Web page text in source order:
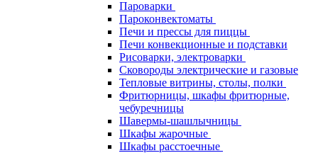
Пароварки
Пароконвектоматы
Печи и прессы для пиццы
Печи конвекционные и подставки
Рисоварки, электроварки
Сковороды электрические и газовые
Тепловые витрины, столы, полки
Фритюрницы, шкафы фритюрные,
чебуречницы
Шавермы-шашлычницы
Шкафы жарочные
Шкафы расстоечные